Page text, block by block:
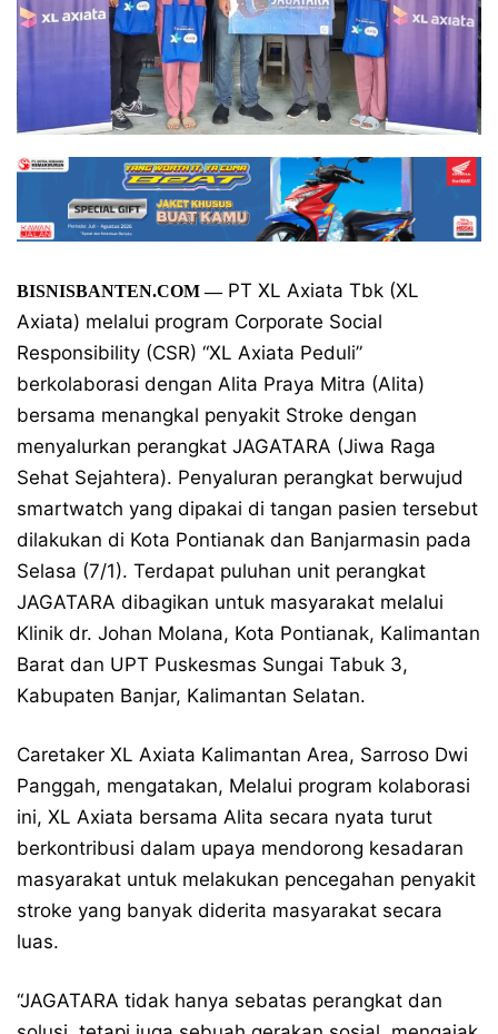
BISNISBANTEN.COM—PT XL Axiata Tbk (XL
Axiata) melalui program Corporate Social
Responsibility (CSR) “XL Axiata Peduli”
berkolaborasi dengan Alita Praya Mitra (Alita)
bersama menangkal penyakit Stroke dengan
menyalurkan perangkat JAGATARA (Jiwa Raga
Sehat Sejahtera). Penyaluran perangkat berwujud
smartwatch yang dipakai di tangan pasien tersebut
dilakukan di Kota Pontianak dan Banjarmasin pada
Selasa (7/1). Terdapat puluhan unit perangkat
JAGATARA dibagikan untuk masyarakat melalui
Klinik dr. Johan Molana, Kota Pontianak, Kalimantan
Barat dan UPT Puskesmas Sungai Tabuk 3,
Kabupaten Banjar, Kalimantan Selatan.
Caretaker XL Axiata Kalimantan Area, Sarroso Dwi
Panggah, mengatakan, Melalui program kolaborasi
ini, XL Axiata bersama Alita secara nyata turut
berkontribusi dalam upaya mendorong kesadaran
masyarakat untuk melakukan pencegahan penyakit
stroke yang banyak diderita masyarakat secara
luas.
“JAGATARA tidak hanya sebatas perangkat dan